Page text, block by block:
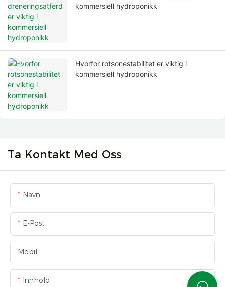
kommersiell hydroponikk
Hvorfor rotsonestabilitet er viktig i
kommersiell hydroponikk
Ta Kontakt Med Oss
Navn
E-Post
Mobil
Innhold